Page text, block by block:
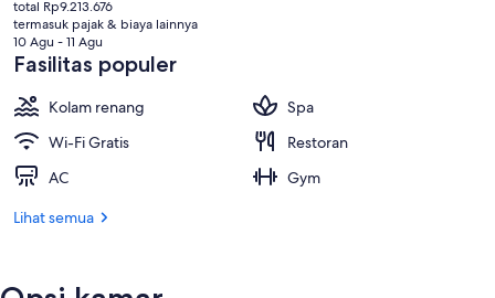
ini
Rp7.614.608
total Rp9.213.676
termasuk pajak & biaya lainnya
10 Agu - 11 Agu
Fasilitas populer
Kolam renang
Spa
Wi-Fi Gratis
Restoran
AC
Gym
Lihat semua